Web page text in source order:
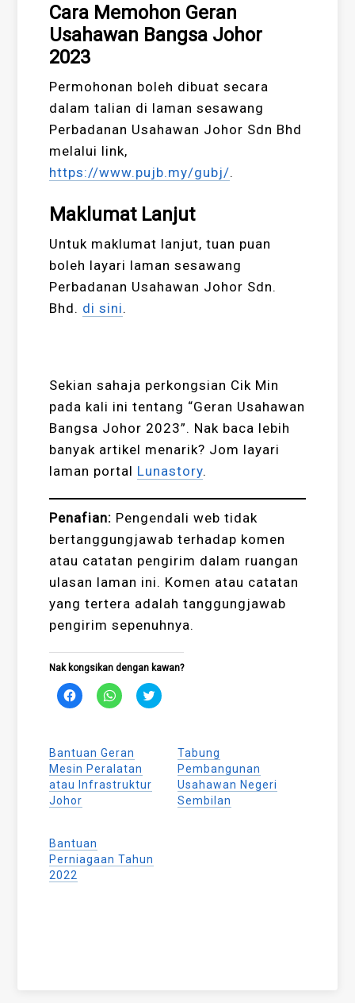
Cara Memohon Geran
Usahawan Bangsa Johor
2023
Permohonan boleh dibuat secara
dalam talian di laman sesawang
Perbadanan Usahawan Johor Sdn Bhd
melalui link,
https://www.pujb.my/gubj/.
Maklumat Lanjut
Untuk maklumat lanjut, tuan puan
boleh layari laman sesawang
Perbadanan Usahawan Johor Sdn.
Bhd. di sini.
Sekian sahaja perkongsian Cik Min
pada kali ini tentang “Geran Usahawan
Bangsa Johor 2023”. Nak baca lebih
banyak artikel menarik? Jom layari
laman portal Lunastory.
Penafian: Pengendali web tidak
bertanggungjawab terhadap komen
atau catatan pengirim dalam ruangan
ulasan laman ini. Komen atau catatan
yang tertera adalah tanggungjawab
pengirim sepenuhnya.
Nak kongsikan dengan kawan?
Click
to
(Opens
in
new
window)
Click
to
in
new
window)
Click
to
(Opens
window)
Bantuan Geran
Mesin Peralatan
atau Infrastruktur
Johor
Tabung
Pembangunan
Usahawan Negeri
Sembilan
Bantuan
Perniagaan Tahun
2022